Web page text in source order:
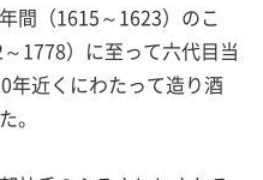
間（1615～1623）のこ
1778）に至って六代目当
年近くにわたって造り酒
。